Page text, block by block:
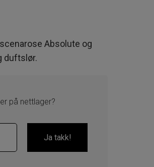
Absolute og
duftslør.
på nettlager?